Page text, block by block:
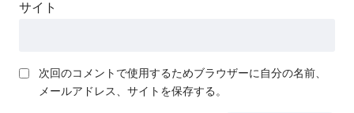
サイト
次回のコメントで使用するためブラウザーに自分の名前、
メールアドレス、サイトを保存する。